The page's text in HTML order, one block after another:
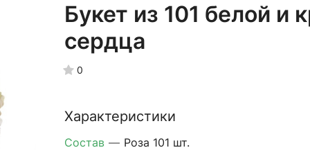
Букет из 101 белой и
сердца
0
Характеристики
Состав — Роза 101 шт.